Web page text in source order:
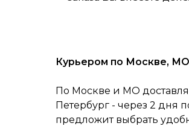
Курьером по Москве,
По Москве и МО
Петербург - через 2 дня
предложит выбрать